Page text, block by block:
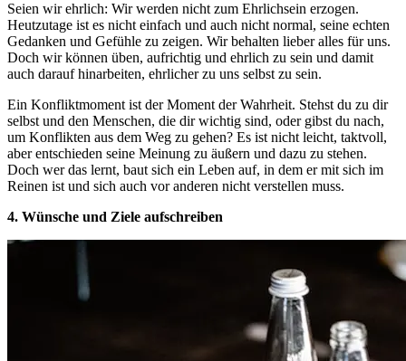
Seien wir ehrlich: Wir werden nicht zum Ehrlichsein erzogen.
Heutzutage ist es nicht einfach und auch nicht normal, seine echten
Gedanken und Gefühle zu zeigen. Wir behalten lieber alles für uns.
Doch wir können üben, aufrichtig und ehrlich zu sein und damit
auch darauf hinarbeiten, ehrlicher zu uns selbst zu sein.
Ein Konfliktmoment ist der Moment der Wahrheit. Stehst du zu dir
selbst und den Menschen, die dir wichtig sind, oder gibst du nach,
um Konflikten aus dem Weg zu gehen? Es ist nicht leicht, taktvoll,
aber entschieden seine Meinung zu äußern und dazu zu stehen.
Doch wer das lernt, baut sich ein Leben auf, in dem er mit sich im
Reinen ist und sich auch vor anderen nicht verstellen muss.
4. Wünsche und Ziele aufschreiben